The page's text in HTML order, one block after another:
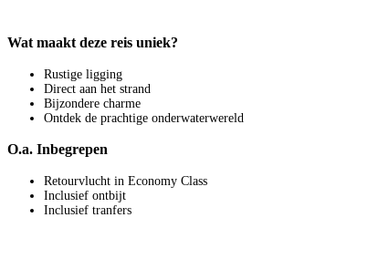
Wat maakt deze reis uniek?
Rustige ligging
Direct aan het strand
Bijzondere charme
Ontdek de prachtige onderwaterwereld
O.a. Inbegrepen
Retourvlucht in Economy Class
Inclusief ontbijt
Inclusief tranfers